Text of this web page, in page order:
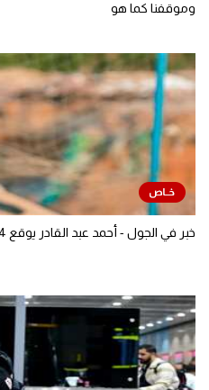
وموقفنا كما هو
خبر في الجول - أحمد عبد القادر يوقع 4 مواسم لـ بيراميدز